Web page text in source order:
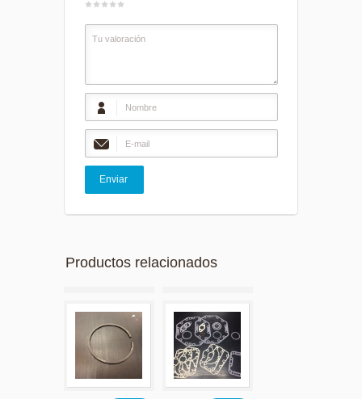
Productos relacionados